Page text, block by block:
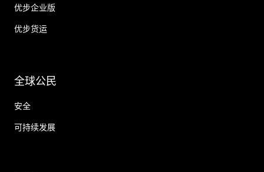
优步企业版
优步货运
全球公民
安全
可持续发展